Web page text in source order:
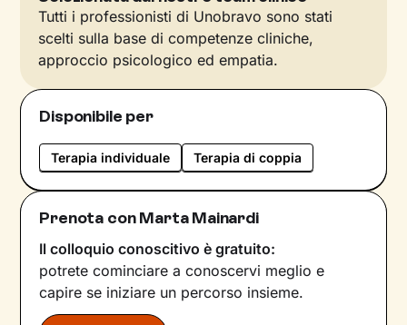
Tutti i professionisti di Unobravo sono stati
scelti sulla base di competenze cliniche,
approccio psicologico ed empatia.
Disponibile per
Terapia individuale Terapia di coppia
Prenota con Marta Mainardi
Il colloquio conoscitivo è gratuito:
potrete cominciare a conoscervi meglio e
capire se iniziare un percorso insieme.